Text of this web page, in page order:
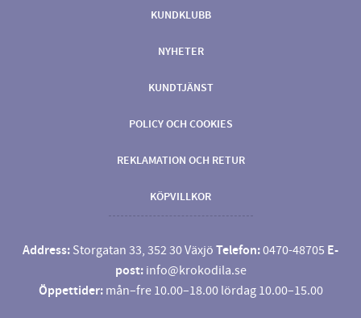
KUNDKLUBB
NYHETER
KUNDTJÄNST
POLICY OCH COOKIES
REKLAMATION OCH RETUR
KÖPVILLKOR
Address: Storgatan 33, 352 30 Växjö Telefon:0470-48705 E-
post: info@krokodila.se
Öppettider:mån–fre 10.00–18.00 lördag 10.00–15.00